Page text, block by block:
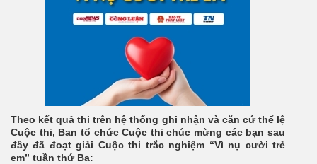
Theo kết quả thi trên hệ thống ghi nhận và căn cứ thể lệ
Cuộc thi, Ban tổ chức Cuộc thi chúc mừng các bạn sau
đây đã đoạt giải Cuộc thi trắc nghiệm “Vì nụ cười trẻ
em” tuần thứ Ba: